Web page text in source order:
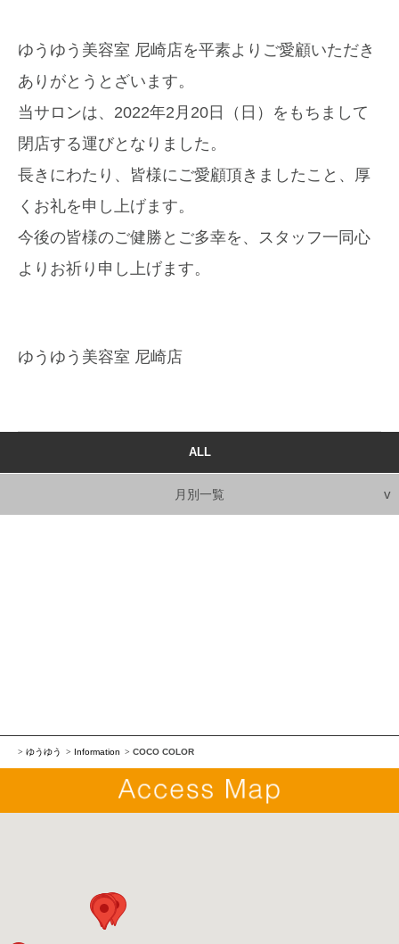
ゆうゆう美容室 尼崎店を平素よりご愛顧いただき
ありがとうとざいます。
当サロンは、2022年2月20日（日）をもちまして
閉店する運びとなりました。
長きにわたり、皆様にご愛顧頂きましたこと、厚
くお礼を申し上げます。
今後の皆様のご健勝とご多幸を、スタッフ一同心
よりお祈り申し上げます。
ゆうゆう美容室 尼崎店
ALL
月別一覧
ゆうゆう Information COCO COLOR